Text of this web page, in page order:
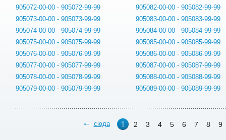
905072-00-00 - 905072-99-99
905073-00-00 - 905073-99-99
905074-00-00 - 905074-99-99
905075-00-00 - 905075-99-99
905076-00-00 - 905076-99-99
905077-00-00 - 905077-99-99
905078-00-00 - 905078-99-99
905079-00-00 - 905079-99-99
905082-00-00 - 905082-99-99
905083-00-00 - 905083-99-99
905084-00-00 - 905084-99-99
905085-00-00 - 905085-99-99
905086-00-00 - 905086-99-99
905087-00-00 - 905087-99-99
905088-00-00 - 905088-99-99
905089-00-00 - 905089-99-99
сюда 1 2 3 4 5 6 7 8 9